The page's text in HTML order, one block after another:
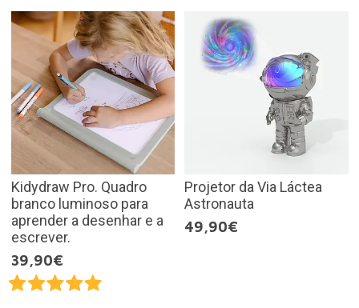
Kidydraw Pro. Quadro
branco luminoso para
aprender a desenhar e a
escrever.
39,90€
Projetor da Via Láctea
Astronauta
49,90€